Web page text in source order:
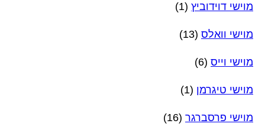
מוישי דוידוביץ (1)
מוישי וואלס (13)
מוישי וייס (6)
מוישי טיגרמן (1)
מוישי פרסברגר (16)